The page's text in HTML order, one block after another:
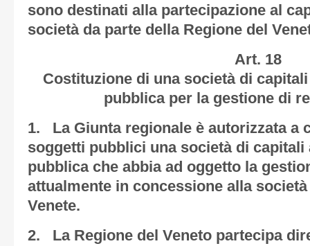
sono destinati alla partecipazione al
società da parte della Regione del
Art. 18
Costituzione di una società di
pubblica per la gestione di
1. La Giunta regionale è autorizzata a
soggetti pubblici una società di capitali
pubblica che abbia ad oggetto la
attualmente in concessione alla
Venete.
2. La Regione del Veneto partecipa